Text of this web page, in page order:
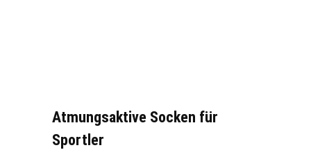
Atmungsaktive Socken für
Sportler